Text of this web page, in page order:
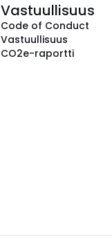
Vastuullisuus
Code of Conduct
Vastuullisuus
CO2e-raportti